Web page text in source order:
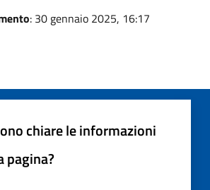
: 30 gennaio 2025, 16:17
chiare le informazioni
pagina?